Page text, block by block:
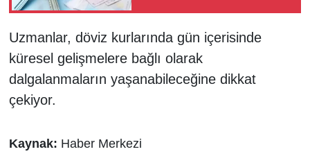
Uzmanlar, döviz kurlarında gün içerisinde
küresel gelişmelere bağlı olarak
dalgalanmaların yaşanabileceğine dikkat
çekiyor.
Kaynak: Haber Merkezi